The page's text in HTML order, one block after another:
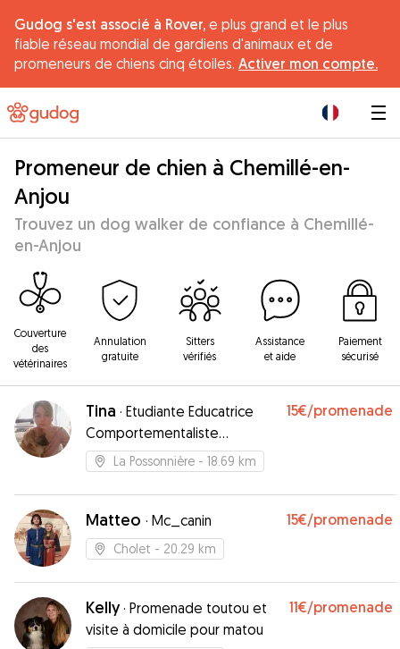
Gudog s'est associé à Rover, e plus grand et le plus
fiable réseau mondial de gardiens d'animaux et de
promeneurs de chiens cinq étoiles. Activer mon compte.
Promeneur de chien à Chemillé-en-
Anjou
Trouvez un dog walker de confiance à Chemillé-
en-Anjou
Couverture
des
vétérinaires
Annulation
gratuite
Sitters
vérifiés
Assistance
et aide
Paiement
sécurisé
Tina · Etudiante Educatrice
Comportementaliste
Canin/Félin/NAC
15€/promenade
La Possonnière - 18.69 km
Matteo · Mc_canin 15€/promenade
Cholet - 20.29 km
Kelly· Promenade toutou et
visite à domicile pour matou
11€/promenade